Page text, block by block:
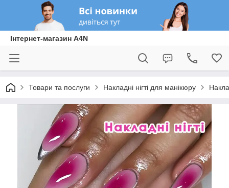
Інтернет-магазин A4N
Товари та послуги Накладні нігті для манікюру